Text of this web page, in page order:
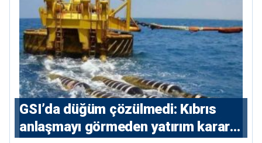
GSI’da düğüm çözülmedi: Kıbrıs
anlaşmayı görmeden yatırım kararı